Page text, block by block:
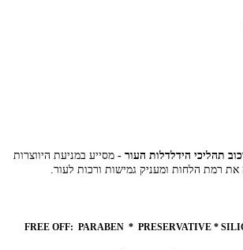
תהליכי הידלדלות העור - מסייע במניעת היווצרות
רמת הלחות ומעניק גמישות ורכות לעור.
FREE OFF: PARABEN * PRESERVATIVE *